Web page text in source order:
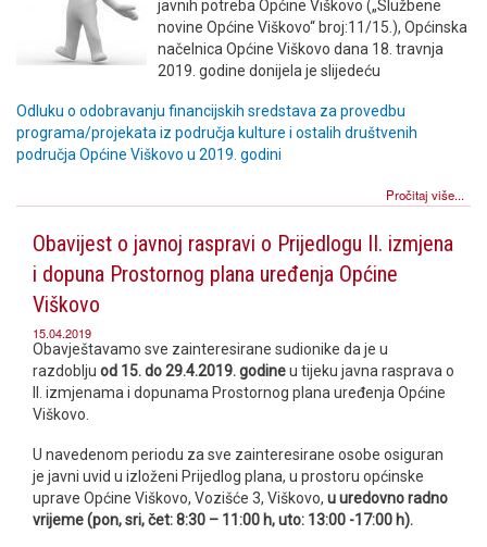
javnih potreba Općine Viškovo („Službene
novine Općine Viškovo“ broj:11/15.), Općinska
načelnica Općine Viškovo dana 18. travnja
2019. godine donijela je slijedeću
Odluku o odobravanju financijskih sredstava za provedbu
programa/projekata iz područja kulture i ostalih društvenih
područja Općine Viškovo u 2019. godini
Pročitaj više...
Obavijest o javnoj raspravi o Prijedlogu II. izmjena
i dopuna Prostornog plana uređenja Općine
Viškovo
15.04.2019
Obavještavamo sve zainteresirane sudionike da je u
razdoblju od 15. do 29.4.2019. godineu tijeku javna rasprava o
II. izmjenama i dopunama Prostornog plana uređenja Općine
Viškovo.
U navedenom periodu za sve zainteresirane osobe osiguran
je javni uvid u izloženi Prijedlog plana, u prostoru općinske
uprave Općine Viškovo, Vozišće 3, Viškovo, u uredovnoradno
vrijeme (pon, sri, čet: 8:30 – 11:00 h, uto: 13:00 -17:00 h).